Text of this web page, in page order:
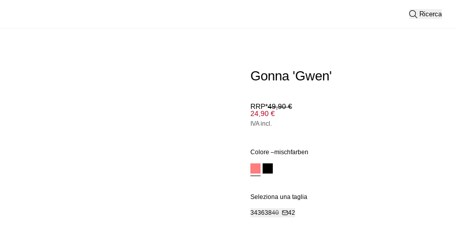
Ricerca
Gonna 'Gwen'
RRP*49,90 €
24,90 €
IVA incl.
Colore –mischfarben
Seleziona una taglia
34363840 42